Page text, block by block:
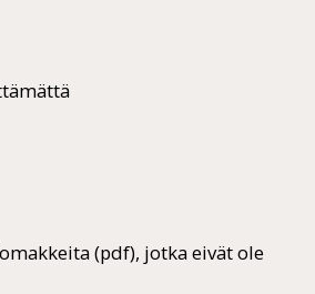
(pdf), jotka eivät ole